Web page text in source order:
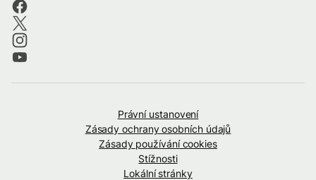
Právní ustanovení
Zásady ochrany osobních údajů
Zásady používání cookies
Stížnosti
Lokální stránky